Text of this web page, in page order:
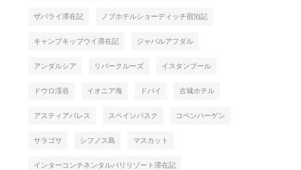
ザバライ滞在記 ノブホテルショーディッチ宿泊記
キャンプキップウイ滞在記 ジャバルアフダル
アンダルシア リバークルーズ イスタンブール
ドウロ渓谷 イオニア海 ドバイ 古城ホテル
アスティアパレス スペインバスク コペンハーゲン
サラゴサ シフノス島 マスカット
インターコンチネンタルバリリゾート滞在記